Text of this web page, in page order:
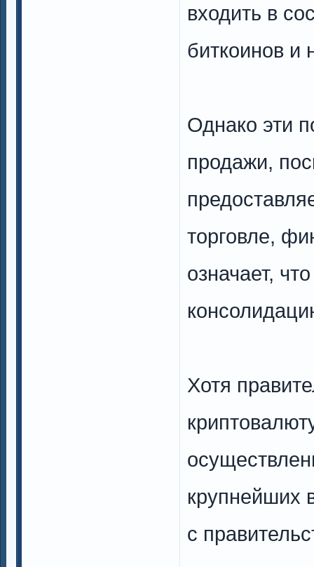
входить в
биткоинов и
Однако эти
продажи,
торговле,
означает,
Хотя
крупнейших
с